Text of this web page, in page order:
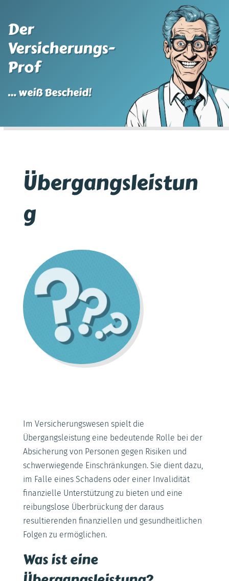
Der
Versicherungs-
Prof
… weiß Bescheid!
Übergangsleistun
g
Im Versicherungswesen spielt die
Übergangsleistung eine bedeutende Rolle bei der
Absicherung von Personen gegen Risiken und
schwerwiegende Einschränkungen. Sie dient dazu,
im Falle eines Schadens oder einer Invalidität
finanzielle Unterstützung zu bieten und eine
reibungslose Überbrückung der daraus
resultierenden finanziellen und gesundheitlichen
Folgen zu ermöglichen.
Was ist eine